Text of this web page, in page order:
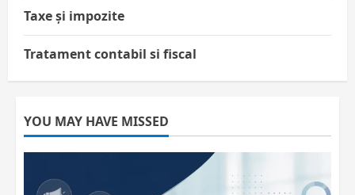
Taxe și impozite
Tratament contabil si fiscal
YOU MAY HAVE MISSED